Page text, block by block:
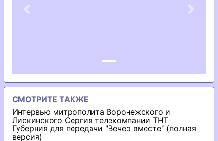
Previous Next
СМОТРИТЕ ТАКЖЕ
Интервью митрополита Воронежского и
Лискинского Сергия телекомпании ТНТ
Губерния для передачи "Вечер вместе" (полная
версия)